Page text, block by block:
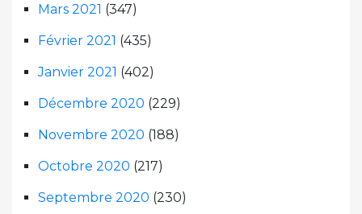
Mars 2021 (347)
Février 2021 (435)
Janvier 2021 (402)
Décembre 2020 (229)
Novembre 2020 (188)
Octobre 2020 (217)
Septembre 2020 (230)